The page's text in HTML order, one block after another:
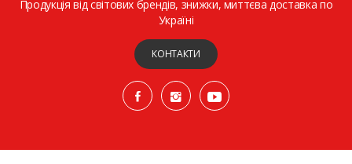
Продукція від світових брендів, знижки, миттєва доставка по
Україні
КОНТАКТИ